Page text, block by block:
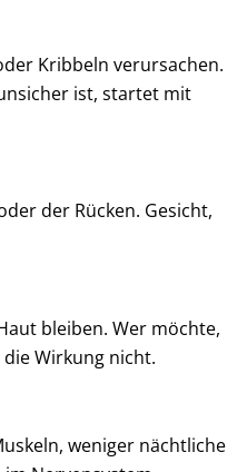
Kribbeln verursachen.
ist, startet mit
der Rücken. Gesicht,
bleiben. Wer möchte,
Wirkung nicht.
weniger nächtliche